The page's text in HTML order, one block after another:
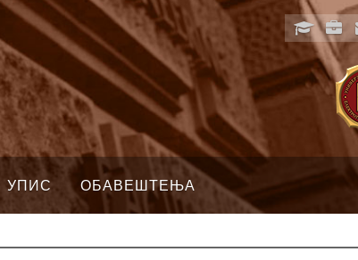
УПИС ОБАВЕШТЕЊА